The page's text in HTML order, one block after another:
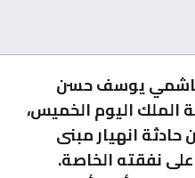
يوسف حسن
الملك اليوم الخميس،
انهيار مبنى
على نفقته الخاصة.